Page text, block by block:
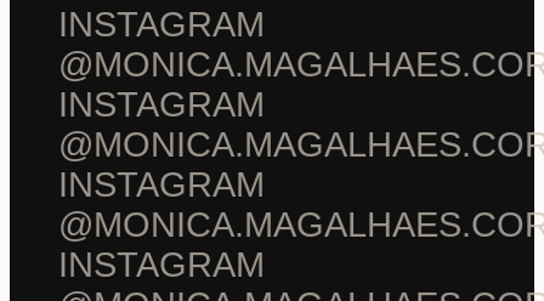
INSTAGRAM
INSTAGRAM
INSTAGRAM
INSTAGRAM